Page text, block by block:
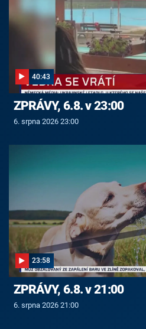
40:43
ZPRÁVY, 6.8. v 23:00
6. srpna 2026 23:00
23:58
ZPRÁVY, 6.8. v 21:00
6. srpna 2026 21:00